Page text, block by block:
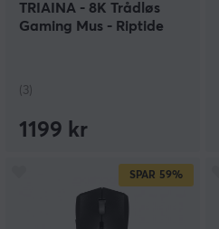
TRIAINA - 8K Trådløs
Gaming Mus - Riptide
(3)
1199 kr
SPAR 59%